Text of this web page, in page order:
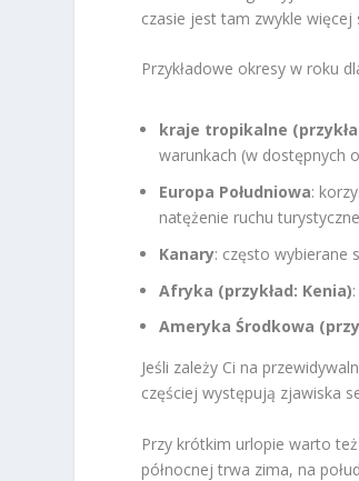
czasie jest tam zwykle więcej
Przykładowe okresy w roku
kraje tropikalne
warunkach (w dostępnych
Europa Południowa:
natężenie ruchu
Kanary: często wybierane
Afryka (przykład: Kenia)
Ameryka Środkowa
Jeśli zależy Ci na
częściej występują zjawiska
Przy krótkim urlopie warto
północnej trwa zima, na